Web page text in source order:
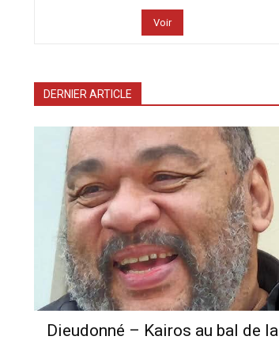
Voir
DERNIER ARTICLE
Dieudonné – Kairos au bal de la